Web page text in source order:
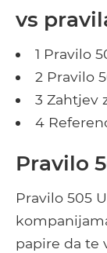
vs
1 Pravilo
2 Pravilo
3 Zahtjev
4
Pravilo
Pravilo 505
papire da te